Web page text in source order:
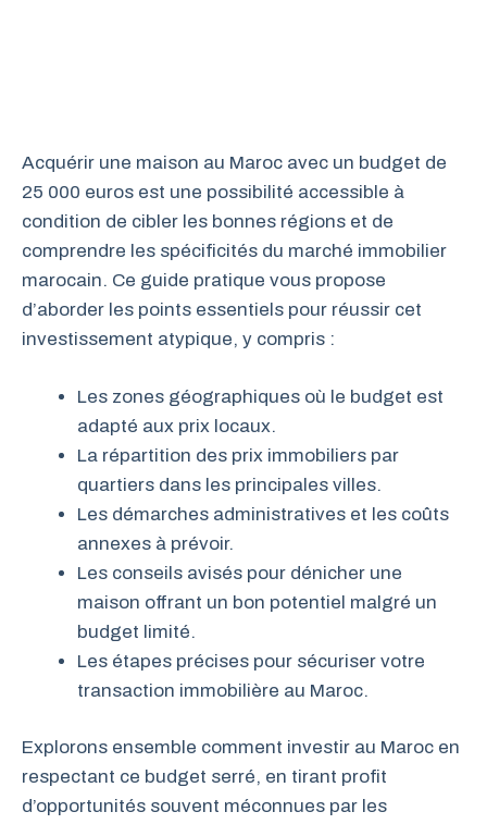
Acquérir une maison au Maroc avec un budget de
25 000 euros est une possibilité accessible à
condition de cibler les bonnes régions et de
comprendre les spécificités du marché immobilier
marocain. Ce guide pratique vous propose
d’aborder les points essentiels pour réussir cet
investissement atypique, y compris :
Les zones géographiques où le budget est
adapté aux prix locaux.
La répartition des prix immobiliers par
quartiers dans les principales villes.
Les démarches administratives et les coûts
annexes à prévoir.
Les conseils avisés pour dénicher une
maison offrant un bon potentiel malgré un
budget limité.
Les étapes précises pour sécuriser votre
transaction immobilière au Maroc.
Explorons ensemble comment investir au Maroc en
respectant ce budget serré, en tirant profit
d’opportunités souvent méconnues par les